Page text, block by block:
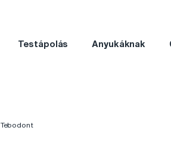
Testápolás Anyukáknak
Tebodont